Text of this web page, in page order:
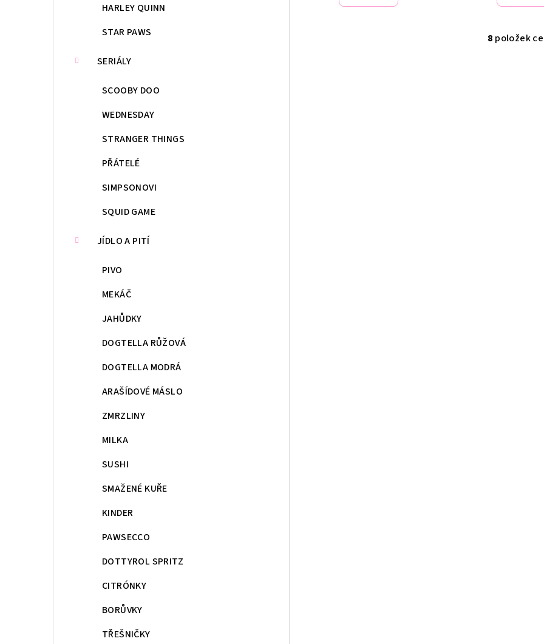
HARLEY QUINN
STAR PAWS
SERIÁLY
SCOOBY DOO
WEDNESDAY
STRANGER THINGS
PŘÁTELÉ
SIMPSONOVI
SQUID GAME
JÍDLO A PITÍ
PIVO
MEKÁČ
JAHŮDKY
DOGTELLA RŮŽOVÁ
DOGTELLA MODRÁ
ARAŠÍDOVÉ MÁSLO
ZMRZLINY
MILKA
SUSHI
SMAŽENÉ KUŘE
KINDER
PAWSECCO
DOTTYROL SPRITZ
CITRÓNKY
BORŮVKY
TŘEŠNIČKY
O
8 položek